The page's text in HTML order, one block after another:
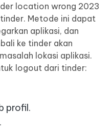
location wrong 2023
Metode ini dapat
aplikasi, dan
ke tinder akan
lokasi aplikasi.
logout dari tinder:
profil.